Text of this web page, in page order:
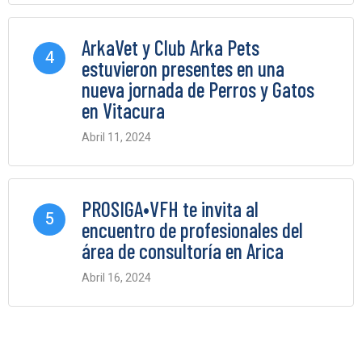
4
ArkaVet y Club Arka Pets
estuvieron presentes en una
nueva jornada de Perros y Gatos
en Vitacura
Abril 11, 2024
5
PROSIGA•VFH te invita al
encuentro de profesionales del
área de consultoría en Arica
Abril 16, 2024